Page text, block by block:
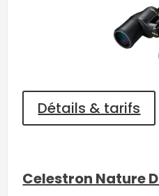
Détails & tarifs
Celestron Nature